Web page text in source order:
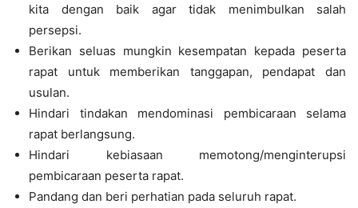
kita dengan baik agar tidak menimbulkan salah
persepsi.
Berikan seluas mungkin kesempatan kepada peserta
rapat untuk memberikan tanggapan, pendapat dan
usulan.
Hindari tindakan mendominasi pembicaraan selama
rapat berlangsung.
Hindari kebiasaan memotong/menginterupsi
pembicaraan peserta rapat.
Pandang dan beri perhatian pada seluruh rapat.